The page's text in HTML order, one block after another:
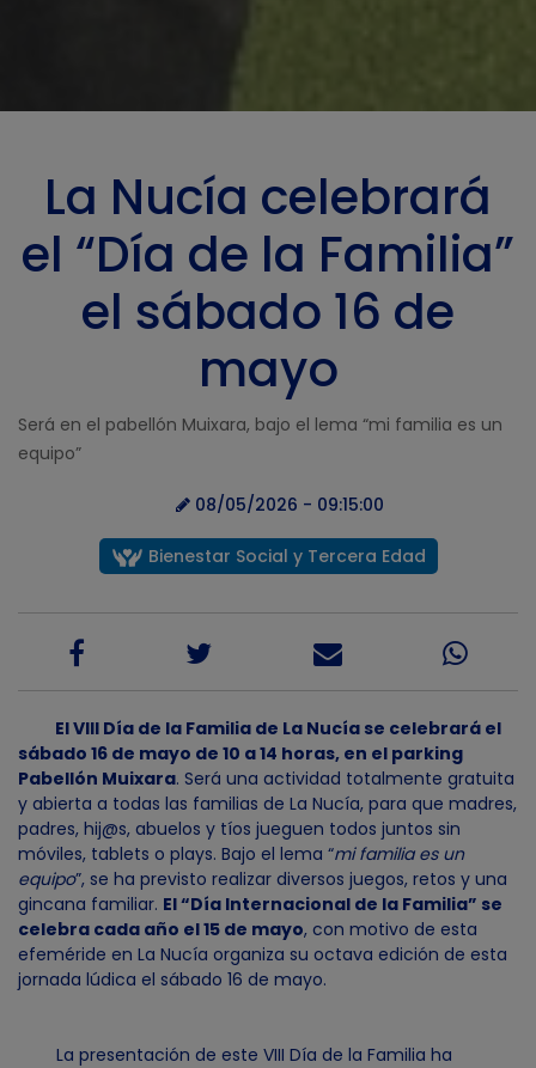
La Nucía celebrará
el “Día de la Familia”
el sábado 16 de
mayo
Será en el pabellón Muixara, bajo el lema “mi familia es un
equipo”
08/05/2026 - 09:15:00
Bienestar Social y Tercera Edad
El VIII Día de la Familia de La Nucía se celebrará el
sábado 16 de mayo de 10 a 14 horas, en el parking
Pabellón Muixara. Será una actividad totalmente gratuita
y abierta a todas las familias de La Nucía, para que madres,
padres, hij@s, abuelos y tíos jueguen todos juntos sin
móviles, tablets o plays. Bajo el lema “mi familia es un
equipo”, se ha previsto realizar diversos juegos, retos y una
gincana familiar. El “Día Internacional de la Familia” se
celebra cada año el 15 de mayo, con motivo de esta
efeméride en La Nucía organiza su octava edición de esta
jornada lúdica el sábado 16 de mayo.
La presentación de este VIII Día de la Familia ha